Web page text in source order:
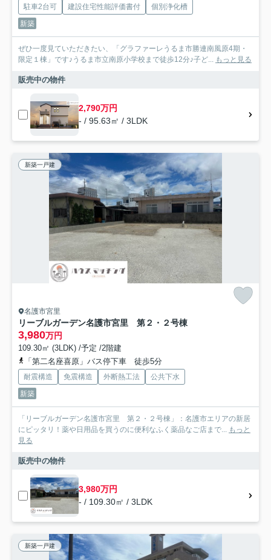
駐車2台可 建設住宅性能評価書付
個別浄化槽
新築
ぜひ一度見ていただきたい、「グラファーレうるま市勝連南風原4期・
限定１棟」です♪うるま市立南原小学校まで徒歩12分♪子ど... もっと見る
販売中の物件
2,790万円
- / 95.63㎡ / 3LDK
新築一戸建
名護市宮里
リーブルガーデン名護市宮里 第２・２号棟
3,980万円
109.30㎡ (3LDK) /予定 /2階建
「第二名座喜原」バス停下車 徒歩5分
耐震構造 免震構造 外断熱工法
公共下水
新築
「リーブルガーデン名護市宮里 第２・２号棟」：名護市エリアの新居
にピッタリ！薬や日用品を買うのに便利なふく薬品なご店まで... もっと
見る
販売中の物件
3,980万円
- / 109.30㎡ / 3LDK
新築一戸建